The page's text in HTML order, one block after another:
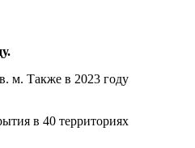
м. Также в 2023 году
в 40 территориях